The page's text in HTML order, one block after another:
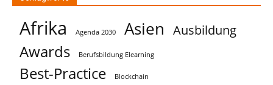
Afrika Agenda 2030 Asien Ausbildung
Awards Berufsbildung Elearning
Best-Practice Blockchain